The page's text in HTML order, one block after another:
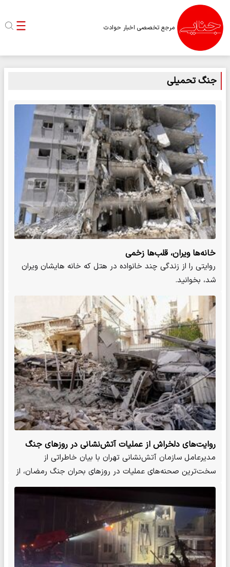
مرجع تخصصی اخبار حوادث
جنگ تحمیلی
خانه‌ها ویران، قلب‌ها زخمی
روایتی را از زندگی چند خانواده در هتل که خانه هایشان ویران
شد، بخوانید.
روایت‌های دلخراش از عملیات آتش‌نشانی در روزهای جنگ
مدیرعامل سازمان آتش‌نشانی تهران با بیان خاطراتی از
سخت‌ترین صحنه‌های عملیات در روزهای بحران جنگ رمضان، از
نجات یک کودک…